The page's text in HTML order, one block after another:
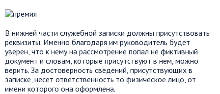
В нижней части служебной записки должны присутствовать
реквизиты. Именно благодаря им руководитель будет
уверен, что к нему на рассмотрение попал не фиктивный
документ и словам, которые присутствуют в нем, можно
верить. За достоверность сведений, присутствующих в
записке, несет ответственность то физическое лицо, от
имени которого она оформлена.